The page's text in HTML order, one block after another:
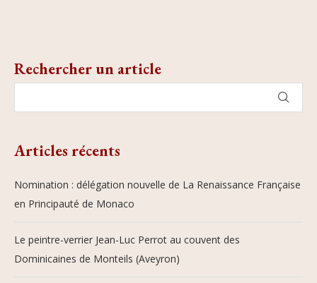
Rechercher un article
Articles récents
Nomination : délégation nouvelle de La Renaissance Française
en Principauté de Monaco
Le peintre-verrier Jean-Luc Perrot au couvent des
Dominicaines de Monteils (Aveyron)